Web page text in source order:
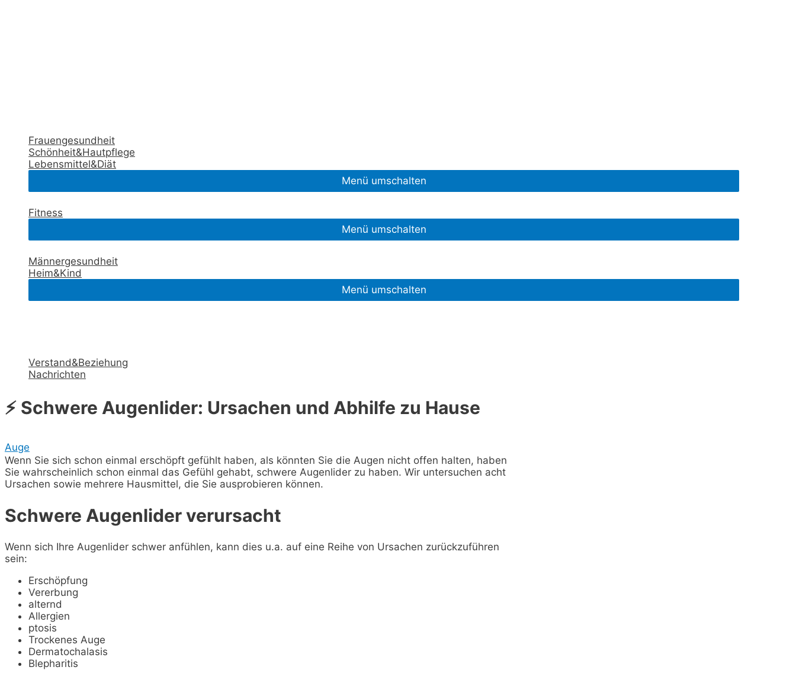
Frauengesundheit
Schönheit&Hautpflege
Lebensmittel&Diät
Menü umschalten
Fitness
Menü umschalten
Männergesundheit
Heim&Kind
Menü umschalten
Verstand&Beziehung
Nachrichten
⚡ Schwere Augenlider: Ursachen und Abhilfe zu Hause
Auge
Wenn Sie sich schon einmal erschöpft gefühlt haben, als könnten Sie die Augen nicht offen halten, haben
Sie wahrscheinlich schon einmal das Gefühl gehabt, schwere Augenlider zu haben. Wir untersuchen acht
Ursachen sowie mehrere Hausmittel, die Sie ausprobieren können.
Schwere Augenlider verursacht
Wenn sich Ihre Augenlider schwer anfühlen, kann dies u.a. auf eine Reihe von Ursachen zurückzuführen
sein:
Erschöpfung
Vererbung
alternd
Allergien
ptosis
Trockenes Auge
Dermatochalasis
Blepharitis